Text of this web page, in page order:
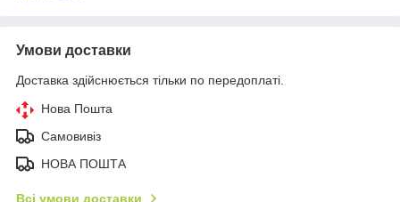
Умови доставки
Доставка здійснюється тільки по передоплаті.
Нова Пошта
Самовивіз
НОВА ПОШТА
Всі умови доставки